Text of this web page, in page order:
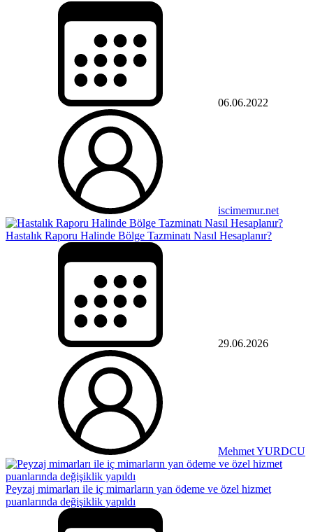
06.06.2022
iscimemur.net
Hastalık Raporu Halinde Bölge Tazminatı Nasıl Hesaplanır?
29.06.2026
Mehmet YURDCU
Peyzaj mimarları ile iç mimarların yan ödeme ve özel hizmet
puanlarında değişiklik yapıldı